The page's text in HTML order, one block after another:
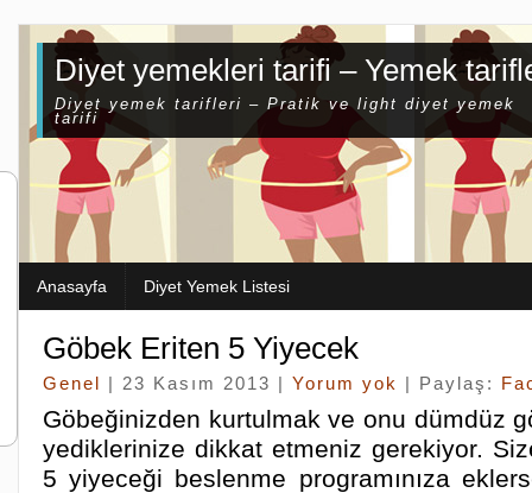
Diyet yemekleri tarifi – Yemek
Diyet yemek tarifleri – Pratik ve light diyet yemek
tarifi
Anasayfa Diyet Yemek Listesi
Göbek Eriten 5 Yiyecek
Genel | 23 Kasım 2013 | Yorum yok | Paylaş:
Göbeğinizden kurtulmak ve onu dümdüz
yediklerinize dikkat etmeniz gerekiyor.
5 yiyeceği beslenme programınıza